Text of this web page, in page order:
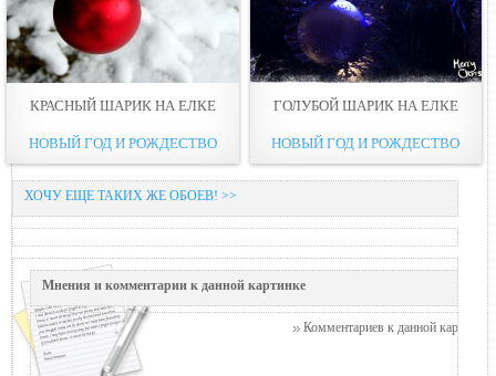
КРАСНЫЙ ШАРИК НА ЕЛКЕ
НОВЫЙ ГОД И РОЖДЕСТВО
ГОЛУБОЙ ШАРИК НА ЕЛКЕ
НОВЫЙ ГОД И РОЖДЕСТВО
ХОЧУ ЕЩЕ ТАКИХ ЖЕ ОБОЕВ! >>
Мнения и комментарии к данной картинке
Комментариев к данной картинке